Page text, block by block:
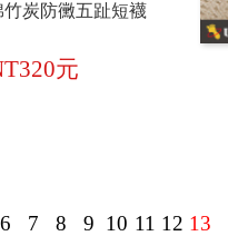
竹炭防黴五趾短襪
元
6 7 8 9 10 11 12 13